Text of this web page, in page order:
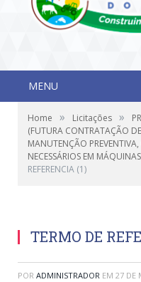
MENU
Home » Licitações »
(FUTURA CONTRATAÇÃO
MANUTENÇÃO PREVENTIVA,
NECESSÁRIOS EM
REFERENCIA (1)
TERMO DE
POR ADMINISTRADOR EM 27 DE